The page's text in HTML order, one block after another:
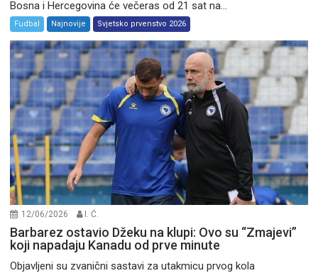
Bosna i Hercegovina će večeras od 21 sat na...
Fudbal Najnovije Svjetsko prvenstvo 2026
12/06/2026 I. Ć.
Barbarez ostavio Džeku na klupi: Ovo su “Zmajevi”
koji napadaju Kanadu od prve minute
Objavljeni su zvanični sastavi za utakmicu prvog kola